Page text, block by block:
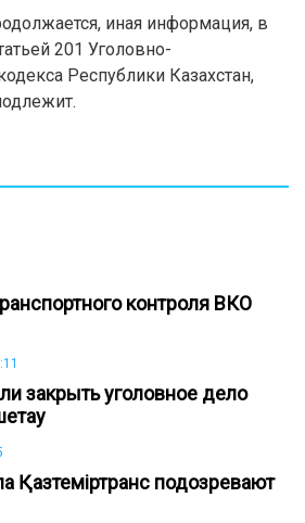
иная информация, в
201 Уголовно-
Республики Казахстан,
контроля ВКО
закрыть уголовное дело
Қазтеміртранс подозревают